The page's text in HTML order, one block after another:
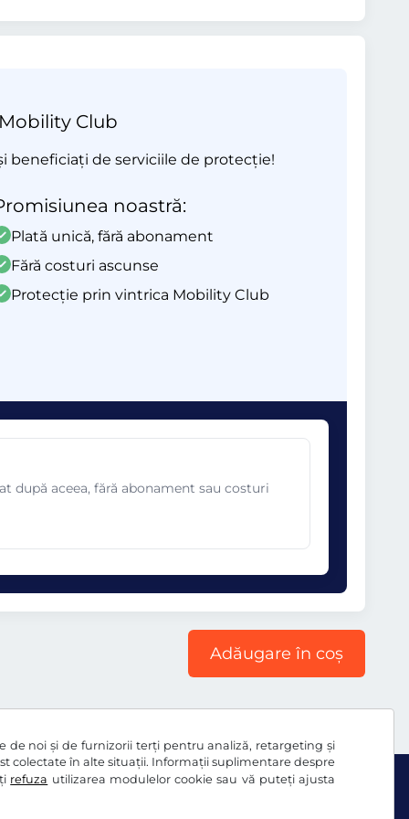
de noi și de furnizorii terți pentru analiză, retargeting și
colectate în alte situații. Informații suplimentare despre
refuza utilizarea modulelor cookie sau vă puteți ajusta
Club
beneficiați de serviciile de protecție!
noastră:
Plată unică, fără abonament
Fără costuri ascunse
Protecție prin vintrica Mobility Club
după aceea, fără abonament sau costuri
Adăugare în coș